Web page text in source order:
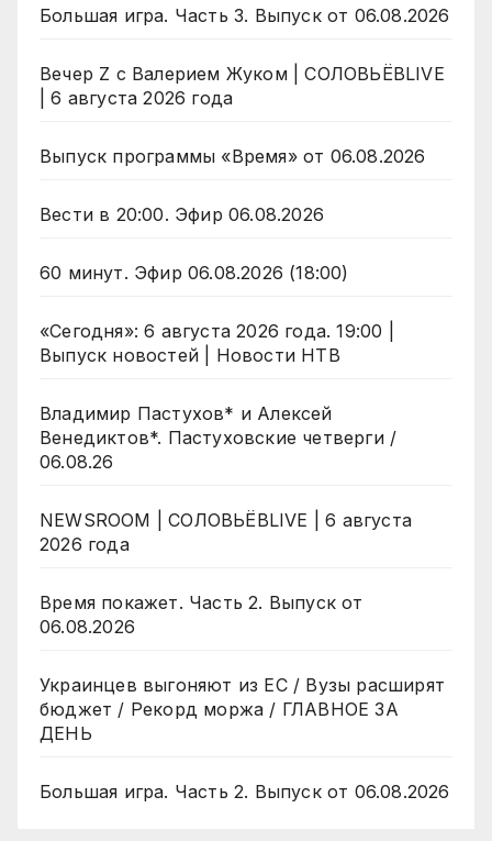
Большая игра. Часть 3. Выпуск от 06.08.2026
Вечер Z с Валерием Жуком | СОЛОВЬЁВLIVE
| 6 августа 2026 года
Выпуск программы «Время» от 06.08.2026
Вести в 20:00. Эфир 06.08.2026
60 минут. Эфир 06.08.2026 (18:00)
«Сегодня»: 6 августа 2026 года. 19:00 |
Выпуск новостей | Новости НТВ
Владимир Пастухов* и Алексей
Венедиктов*. Пастуховские четверги /
06.08.26
NEWSROOM | СОЛОВЬЁВLIVE | 6 августа
2026 года
Время покажет. Часть 2. Выпуск от
06.08.2026
Украинцев выгоняют из ЕС / Вузы расширят
бюджет / Рекорд моржа / ГЛАВНОЕ ЗА
ДЕНЬ
Большая игра. Часть 2. Выпуск от 06.08.2026